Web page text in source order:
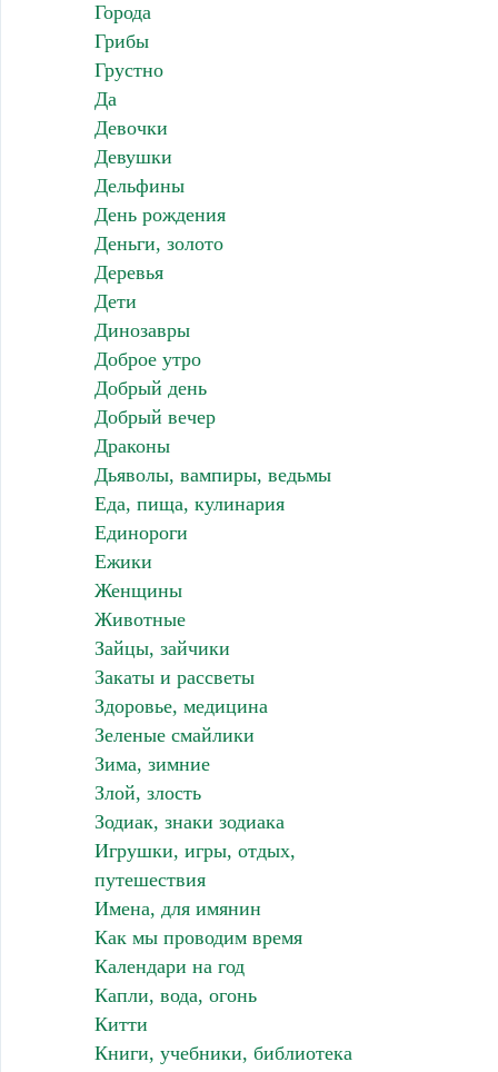
Города
Грибы
Грустно
Да
Девочки
Девушки
Дельфины
День рождения
Деньги, золото
Деревья
Дети
Динозавры
Доброе утро
Добрый день
Добрый вечер
Драконы
Дьяволы, вампиры, ведьмы
Еда, пища, кулинария
Единороги
Ежики
Женщины
Животные
Зайцы, зайчики
Закаты и рассветы
Здоровье, медицина
Зеленые смайлики
Зима, зимние
Злой, злость
Зодиак, знаки зодиака
Игрушки, игры, отдых,
путешествия
Имена, для имянин
Как мы проводим время
Календари на год
Капли, вода, огонь
Китти
Книги, учебники, библиотека